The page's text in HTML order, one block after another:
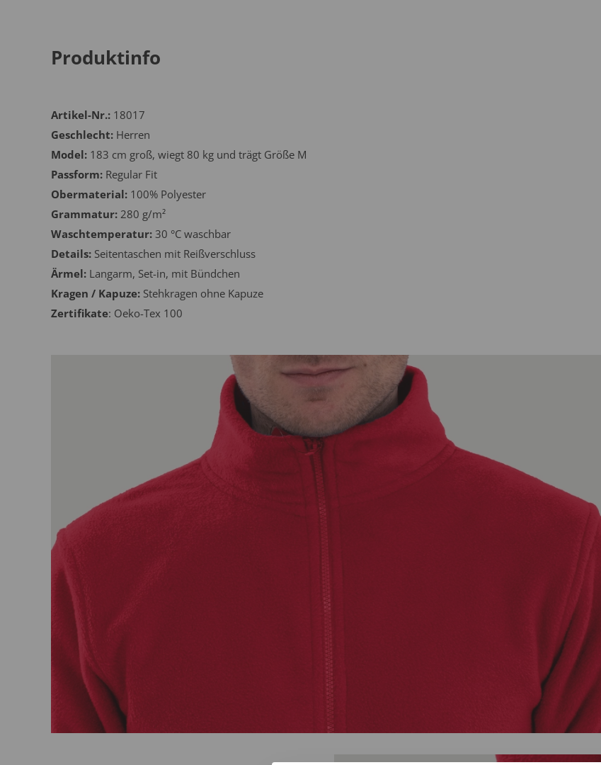
Produktinfo
Artikel-Nr.: 18017
Geschlecht: Herren
Model: 183 cm groß, wiegt 80 kg und trägt Größe M
Passform: Regular Fit
Obermaterial: 100% Polyester
Grammatur: 280 g/m²
Waschtemperatur: 30 °C waschbar
Details: Seitentaschen mit Reißverschluss
Ärmel: Langarm, Set-in, mit Bündchen
Kragen / Kapuze: Stehkragen ohne Kapuze
Zertifikate: Oeko-Tex 100